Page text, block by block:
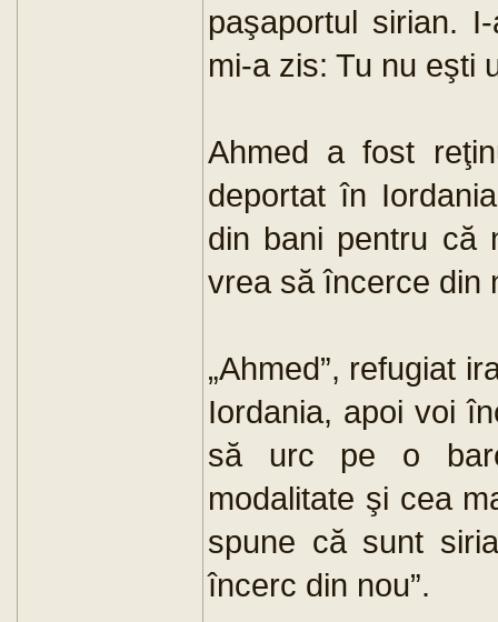
paşaportul sirian.
mi-a zis: Tu nu eşti
Ahmed a fost
deportat în
din bani pentru că
vrea să încerce din
„Ahmed”, refugiat
Iordania, apoi voi
să urc pe o
modalitate şi cea
spune că sunt
încerc din nou”.